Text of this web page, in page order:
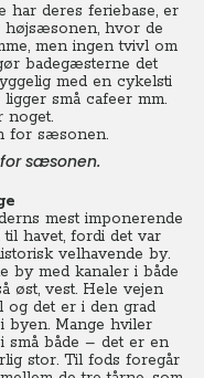
har deres feriebase, er
højsæsonen, hvor de
men ingen tvivl om
badegæsterne det
med en cykelsti
små cafeer mm.
noget.
sæsonen.
mest imponerende
havet, fordi det var
velhavende by.
by med kanaler i både
øst, vest. Hele vejen
og det er i den grad
byen. Mange hviler
små både – det er en
stor. Til fods foregår